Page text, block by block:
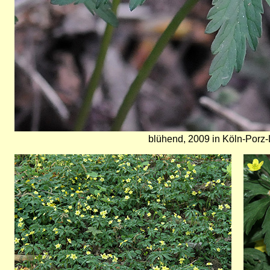
blühend, 2009 in Köln-
Bild
Bild